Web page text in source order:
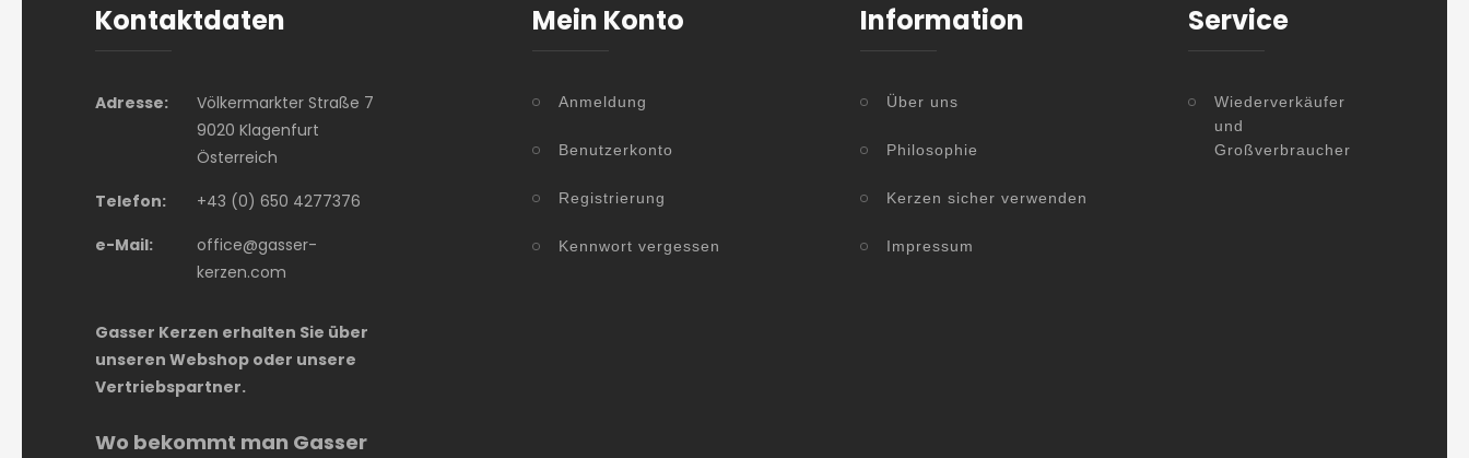
Kontaktdaten
Adresse:
Völkermarkter Straße 7
9020 Klagenfurt
Österreich
Telefon:
+43 (0) 650 4277376
e-Mail:
office@gasser-
kerzen.com
Gasser Kerzen erhalten Sie über
unseren Webshop oder unsere
Vertriebspartner.
Wo bekommt man Gasser
Mein Konto
Anmeldung
Benutzerkonto
Registrierung
Kennwort vergessen
Information
Über uns
Philosophie
Kerzen sicher verwenden
Impressum
Service
Wiederverkäufer
und
Großverbraucher